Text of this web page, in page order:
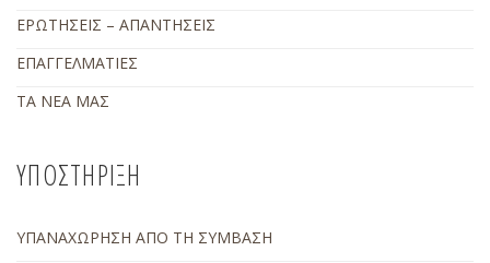
ΕΡΩΤΗΣΕΙΣ – ΑΠΑΝΤΗΣΕΙΣ
ΕΠΑΓΓΕΛΜΑΤΙΕΣ
ΤΑ ΝΕΑ ΜΑΣ
ΥΠΟΣΤΗΡΙΞΗ
ΥΠΑΝΑΧΩΡΗΣΗ ΑΠΟ ΤΗ ΣΥΜΒΑΣΗ